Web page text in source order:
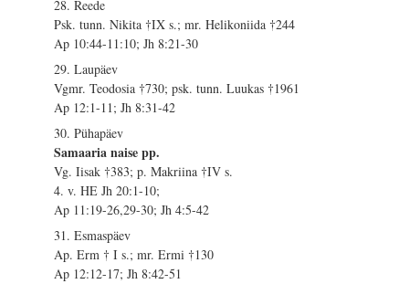
28. Reede
Psk. tunn. Nikita †IX s.; mr. Helikoniida †244
Ap 10:44-11:10; Jh 8:21-30
29. Laupäev
Vgmr. Teodosia †730; psk. tunn. Luukas †1961
Ap 12:1-11; Jh 8:31-42
30. Pühapäev
Samaaria naise pp.
Vg. Iisak †383; p. Makriina †IV s.
4. v. HE Jh 20:1-10;
Ap 11:19-26,29-30; Jh 4:5-42
31. Esmaspäev
Ap. Erm † I s.; mr. Ermi †130
Ap 12:12-17; Jh 8:42-51